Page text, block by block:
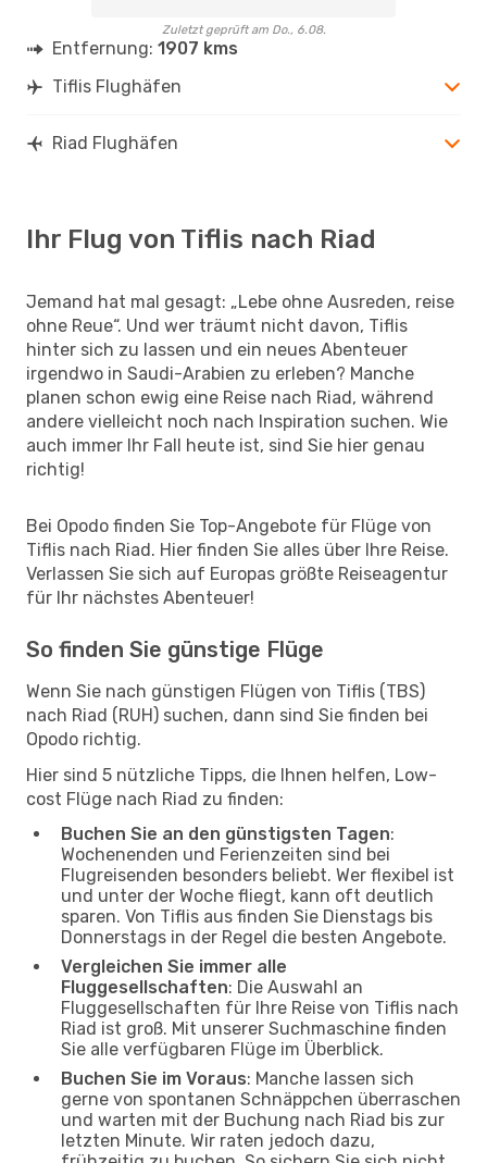
Zuletzt geprüft am Do., 6.08.
Entfernung: 1907 kms
Tiflis Flughäfen
Riad Flughäfen
Ihr Flug von Tiflis nach Riad
Jemand hat mal gesagt: „Lebe ohne Ausreden, reise
ohne Reue“. Und wer träumt nicht davon, Tiflis
hinter sich zu lassen und ein neues Abenteuer
irgendwo in Saudi-Arabien zu erleben? Manche
planen schon ewig eine Reise nach Riad, während
andere vielleicht noch nach Inspiration suchen. Wie
auch immer Ihr Fall heute ist, sind Sie hier genau
richtig!
Bei Opodo finden Sie Top-Angebote für Flüge von
Tiflis nach Riad. Hier finden Sie alles über Ihre Reise.
Verlassen Sie sich auf Europas größte Reiseagentur
für Ihr nächstes Abenteuer!
So finden Sie günstige Flüge
Wenn Sie nach günstigen Flügen von Tiflis (TBS)
nach Riad (RUH) suchen, dann sind Sie finden bei
Opodo richtig.
Hier sind 5 nützliche Tipps, die Ihnen helfen, Low-
cost Flüge nach Riad zu finden:
Buchen Sie an den günstigsten Tagen:
Wochenenden und Ferienzeiten sind bei
Flugreisenden besonders beliebt. Wer flexibel ist
und unter der Woche fliegt, kann oft deutlich
sparen. Von Tiflis aus finden Sie Dienstags bis
Donnerstags in der Regel die besten Angebote.
Vergleichen Sie immer alle
Fluggesellschaften: Die Auswahl an
Fluggesellschaften für Ihre Reise von Tiflis nach
Riad ist groß. Mit unserer Suchmaschine finden
Sie alle verfügbaren Flüge im Überblick.
Buchen Sie im Voraus: Manche lassen sich
gerne von spontanen Schnäppchen überraschen
und warten mit der Buchung nach Riad bis zur
letzten Minute. Wir raten jedoch dazu,